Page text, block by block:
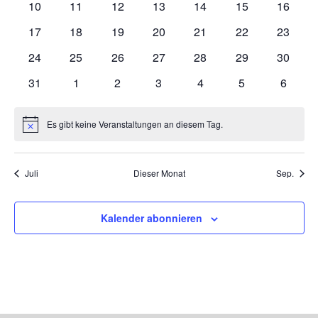
0
10
0
11
0
12
0
13
0
14
0
15
0
16
0
17
0
18
0
19
0
20
0
21
0
22
0
23
0
24
0
25
0
26
0
27
0
28
0
29
0
30
0
31
0
1
0
2
0
3
0
4
0
5
0
6
HinweisEs gibt keine Veranstaltungen an diesem Tag.
Juli Dieser Monat Sep.
Kalender abonnieren